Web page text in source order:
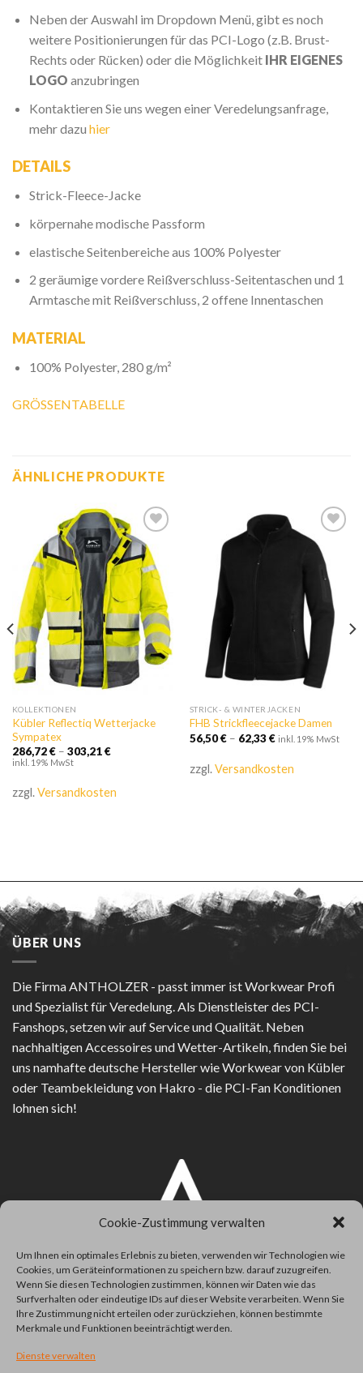
Cookie-Zustimmung verwalten
Um Ihnen ein optimales Erlebnis zu bieten, verwenden wir Technologien wie
Cookies, um Geräteinformationen zu speichern bzw. darauf zuzugreifen.
Wenn Sie diesen Technologien zustimmen, können wir Daten wie das
Surfverhalten oder eindeutige IDs auf dieser Website verarbeiten. Wenn Sie
Ihre Zustimmung nicht erteilen oder zurückziehen, können bestimmte
Merkmale und Funktionen beeinträchtigt werden.
Dienste verwalten
Neben der Auswahl im Dropdown Menü, gibt es noch
weitere Positionierungen für das PCI-Logo (z.B. Brust-
Rechts oder Rücken) oder die Möglichkeit IHR EIGENES
LOGO anzubringen
Kontaktieren Sie uns wegen einer Veredelungsanfrage,
mehr dazu hier
DETAILS
Strick-Fleece-Jacke
körpernahe modische Passform
elastische Seitenbereiche aus 100% Polyester
2 geräumige vordere Reißverschluss-Seitentaschen und 1
Armtasche mit Reißverschluss, 2 offene Innentaschen
MATERIAL
100% Polyester, 280 g/m²
GRÖSSENTABELLE
ÄHNLICHE PRODUKTE
Zur
Wunschliste
hinzufügen
KOLLEKTIONEN
Kübler Reflectiq Wetterjacke
Sympatex
286,72€– 303,21€
inkl. 19% MwSt
zzgl.Versandkosten
Zur
Wunschliste
hinzufügen
STRICK- & WINTERJACKEN
FHB Strickfleecejacke Damen
56,50€– 62,33€ inkl. 19% MwSt
zzgl.Versandkosten
ÜBER UNS
Die FirmaANTHOLZER - passt immer ist Workwear Profi
und Spezialist für Veredelung. Als Dienstleister des PCI-
Fanshops, setzen wir auf Service und Qualität. Neben
nachhaltigen Accessoires und Wetter-Artikeln, finden Sie bei
uns namhafte deutsche Hersteller wie Workwear von Kübler
oder Teambekleidung von Hakro - die PCI-Fan Konditionen
lohnen sich!